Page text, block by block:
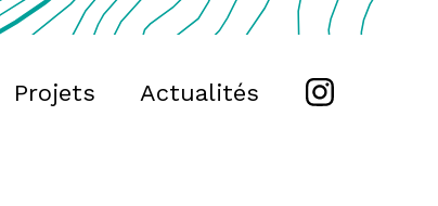
Projets Actualités